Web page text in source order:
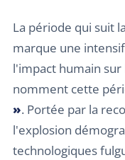
La période qui suit
marque une
l'impact humain
nomment cette
». Portée par la
l'explosion
technologiques